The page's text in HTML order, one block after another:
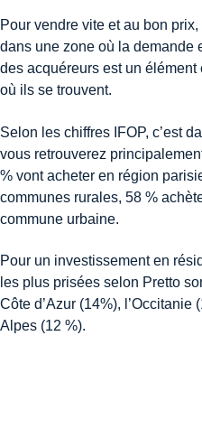
Pour vendre vite et au bon
dans une zone où la demande
des acquéreurs est un
où ils se trouvent.
Selon les chiffres IFOP, c’est
vous retrouverez
% vont acheter en région
communes rurales, 58 %
commune urbaine.
Pour un investissement en
les plus prisées selon Pretto
Côte d’Azur (14%), l’Occitanie
Alpes (12 %).